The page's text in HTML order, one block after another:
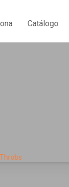
Catálogo